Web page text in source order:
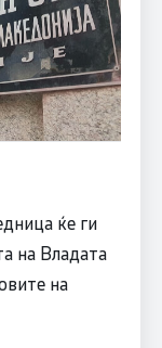
ќе ги
на Владата
на